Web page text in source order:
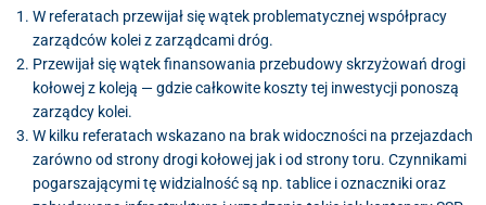
W referatach przewijał się wątek problematycznej współpracy
zarządców kolei z zarządcami dróg.
Przewijał się wątek finansowania przebudowy skrzyżowań drogi
kołowej z koleją — gdzie całkowite koszty tej inwestycji ponoszą
zarządcy kolei.
W kilku referatach wskazano na brak widoczności na przejazdach
zarówno od strony drogi kołowej jak i od strony toru. Czynnikami
pogarszającymi tę widzialność są np. tablice i oznaczniki oraz